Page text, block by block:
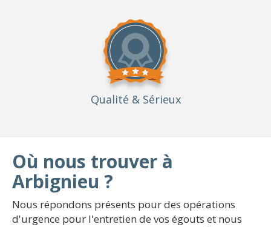
Qualité & Sérieux
Où nous trouver à
Arbignieu ?
Nous répondons présents pour des opérations
d'urgence pour l'entretien de vos égouts et nous